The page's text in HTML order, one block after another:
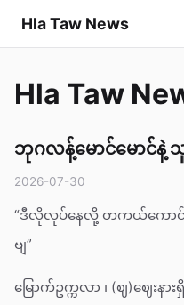
Hla Taw News
Hla Taw
ဘုဂလန့်မောင်မောင်နဲ့ သူ့
2026-07-30
“ဒီလိုလုပ်နေလို့ တကယ်ကောင်
ဗျ”
မြောက်ဥက္ကလာ ၊ (ဈ)ဈေ